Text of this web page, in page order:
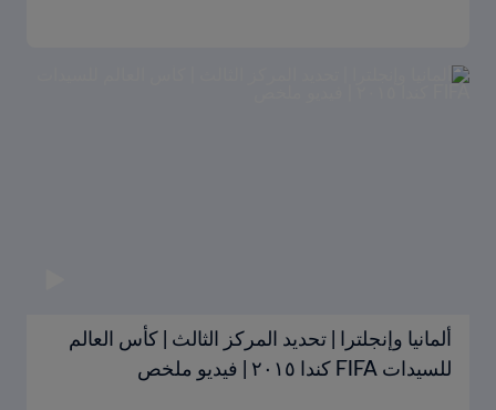
ألمانيا وإنجلترا | تحديد المركز الثالث | كأس العالم
للسيدات FIFA كندا ٢٠١٥ | فيديو ملخص